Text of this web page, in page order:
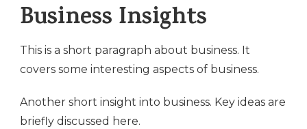
Business Insights
This is a short paragraph about business. It
covers some interesting aspects of business.
Another short insight into business. Key ideas are
briefly discussed here.